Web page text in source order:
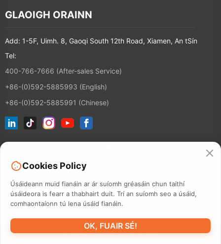
GLAOIGH ORAINN
Add: 1-5F, Uimh. 8, Gaoqi South 12th Road, Xiamen, An tSín
Tel:
400-766-7666 (After-sales Service)
+86-(0)592-5885993 (English)
+86-(0)592-5885991 (Chinese)
©2026 XIAMEN HANIN CO., LTD.BEARTAS PHRÍOBHÁIDEACHTA
TÉARMA ÚSÁIDE MAPA SUÍMH
Cookies Policy
Úsáideann muid fianáin ar ár suíomh gréasáin chun taithí
úsáideora is fearr a thabhairt duit. Trí an suíomh seo a úsáid,
comhaontaíonn tú lena úsáid fianáin.
OK, FUAIR SÉ!